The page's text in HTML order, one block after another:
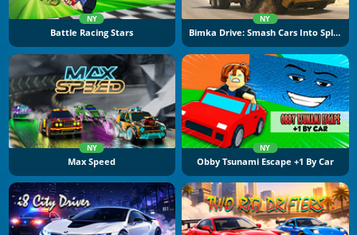
NY
Battle Racing Stars
NY
Bimka Drive: Smash Cars Into Splinters
NY
Max Speed
NY
Obby Tsunami Escape +1 By Car